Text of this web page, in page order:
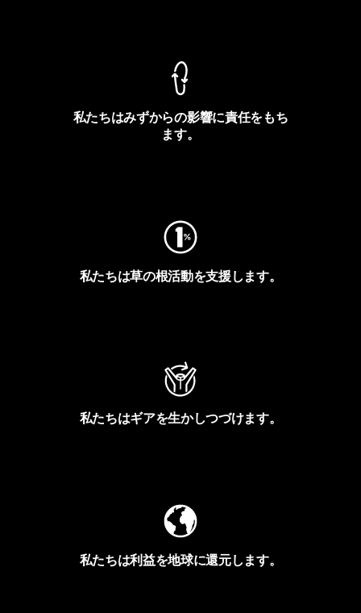
私たちはみずからの影響に責任をもち
ます。
私たちは草の根活動を支援します。
私たちはギアを生かしつづけます。
私たちは利益を地球に還元します。